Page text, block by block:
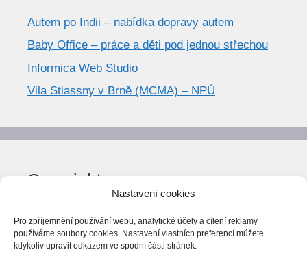
Nastavení cookies
Pro zpříjemnění používání webu, analytické účely a cílení reklamy
používáme soubory cookies. Nastavení vlastních preferencí můžete
kdykoliv upravit odkazem ve spodní části stránek.
Autem po Indii – nabídka dopravy autem
Baby Office – práce a děti pod jednou střechou
Informica Web Studio
Vila Stiassny v Brně (MCMA) – NPÚ
Copyright
© World Trend 2014-2026
Všechna práva vyhrazena.
CC BY-NC 4.0